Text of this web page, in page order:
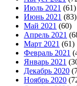
Июль 2021 (61)
Июнь 2021 (83)
Май 2021 (60)
Апрель 2021
Март 2021 (61)
Февраль 2021
Январь 2021
Декабрь 2020
Ноябрь 2020